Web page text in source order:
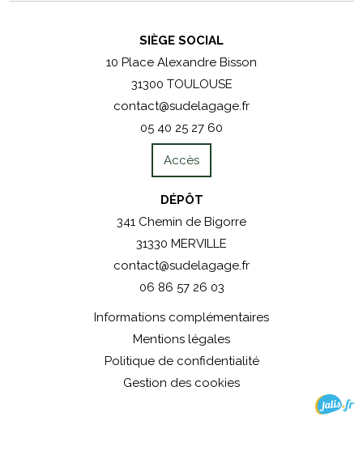
SIÈGE SOCIAL
10 Place Alexandre Bisson
31300 TOULOUSE
contact@sudelagage.fr
05 40 25 27 60
Accès
DÉPÔT
341 Chemin de Bigorre
31330 MERVILLE
contact@sudelagage.fr
06 86 57 26 03
Informations complémentaires
Mentions légales
Politique de confidentialité
Gestion des cookies